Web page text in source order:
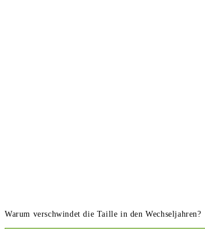
Warum verschwindet die Taille in den Wechseljahren?